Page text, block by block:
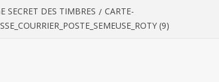
SECRET DES TIMBRES
CARTE-
(9)